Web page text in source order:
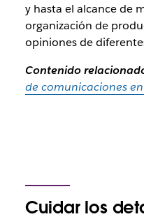
y hasta el alcance de
organización de
opiniones de
Contenido
de comunicaciones
Cuidar los